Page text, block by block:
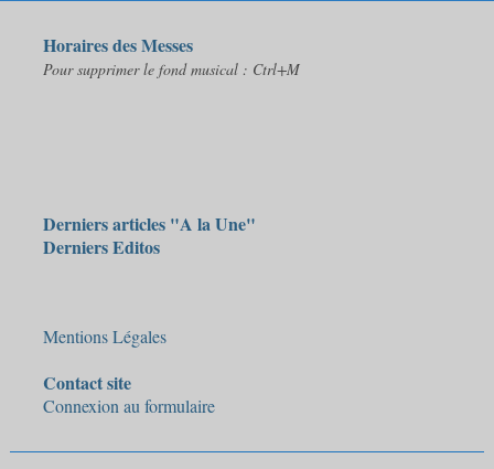
Horaires des Messes
Pour supprimer le fond musical : Ctrl+M
Derniers articles "A la Une"
Derniers Editos
Mentions Légales
Contact site
Connexion au formulaire